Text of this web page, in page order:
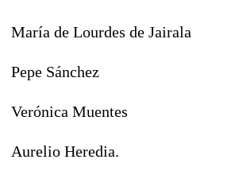
María de Lourdes de Jairala
Pepe Sánchez
Verónica Muentes
Aurelio Heredia.